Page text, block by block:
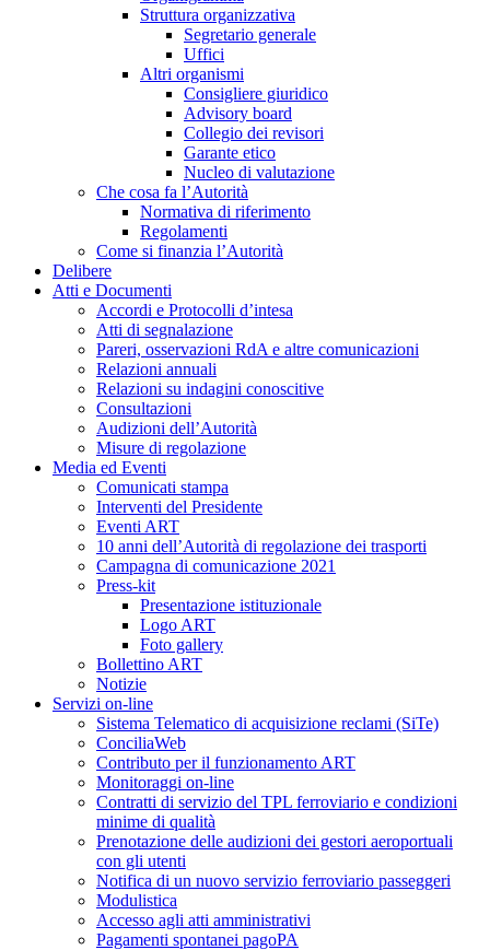
Struttura organizzativa
Segretario generale
Uffici
Altri organismi
Consigliere giuridico
Advisory board
Collegio dei revisori
Garante etico
Nucleo di valutazione
Che cosa fa l’Autorità
Normativa di riferimento
Regolamenti
Come si finanzia l’Autorità
Delibere
Atti e Documenti
Accordi e Protocolli d’intesa
Atti di segnalazione
Pareri, osservazioni RdA e altre comunicazioni
Relazioni annuali
Relazioni su indagini conoscitive
Consultazioni
Audizioni dell’Autorità
Misure di regolazione
Media ed Eventi
Comunicati stampa
Interventi del Presidente
Eventi ART
10 anni dell’Autorità di regolazione dei trasporti
Campagna di comunicazione 2021
Press-kit
Presentazione istituzionale
Logo ART
Foto gallery
Bollettino ART
Notizie
Servizi on-line
Sistema Telematico di acquisizione reclami (SiTe)
ConciliaWeb
Contributo per il funzionamento ART
Monitoraggi on-line
Contratti di servizio del TPL ferroviario e condizioni
minime di qualità
Prenotazione delle audizioni dei gestori aeroportuali
con gli utenti
Notifica di un nuovo servizio ferroviario passeggeri
Modulistica
Accesso agli atti amministrativi
Pagamenti spontanei pagoPA